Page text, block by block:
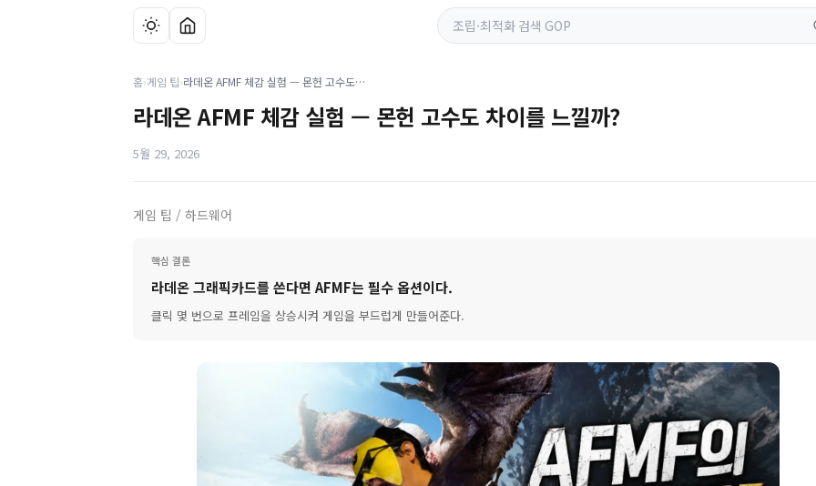
홈›게임 팁› 라데온 AFMF 체감 실험 — 몬헌 고수도 차이를 느낄까?
라데온 AFMF 체감 실험 — 몬헌 고수도 차이를 느낄까?
5월 29, 2026
게임 팁 / 하드웨어
핵심 결론
라데온 그래픽카드를 쓴다면 AFMF는 필수 옵션이다.
클릭 몇 번으로 프레임을 상승시켜 게임을 부드럽게 만들어준다.